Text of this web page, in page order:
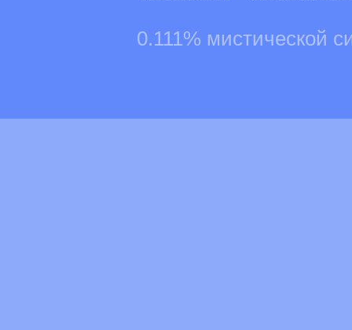
0.111% мистической